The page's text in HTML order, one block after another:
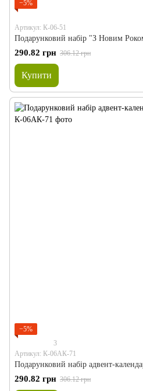
−5%
Артикул: К-06-51
Подарунковий набір "З Новим
290.82 грн 306.12 грн
Купити
−5%
3
Артикул: К-06АК-71
Подарунковий набір адвент-
290.82 грн 306.12 грн